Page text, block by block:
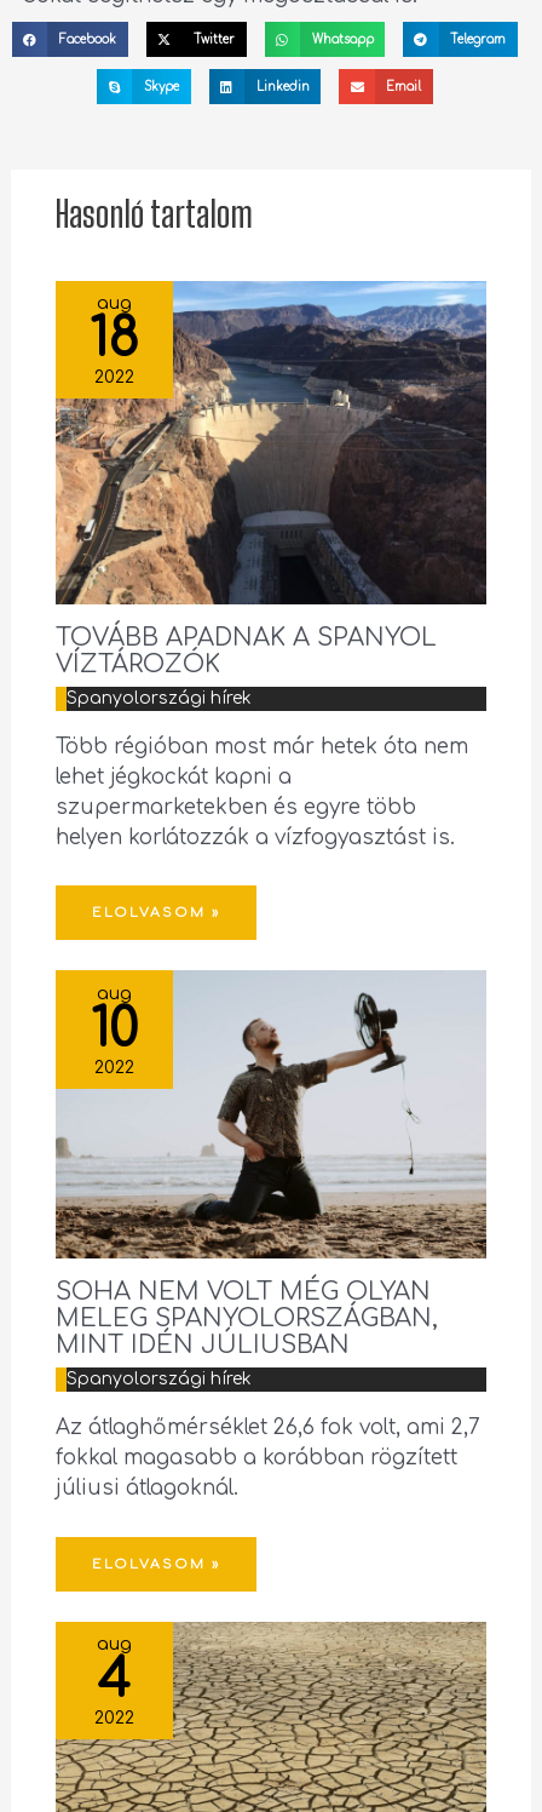
Facebook Twitter Whatsapp Telegram
Skype Linkedin Email
Hasonló tartalom
aug
18
2022
TOVÁBB APADNAK A SPANYOL
VÍZTÁROZÓK
Spanyolországi hírek
Több régióban most már hetek óta nem
lehet jégkockát kapni a
szupermarketekben és egyre több
helyen korlátozzák a vízfogyasztást is.
ELOLVASOM »
aug
10
2022
SOHA NEM VOLT MÉG OLYAN
MELEG SPANYOLORSZÁGBAN,
MINT IDÉN JÚLIUSBAN
Spanyolországi hírek
Az átlaghőmérséklet 26,6 fok volt, ami 2,7
fokkal magasabb a korábban rögzített
júliusi átlagoknál.
ELOLVASOM »
aug
4
2022